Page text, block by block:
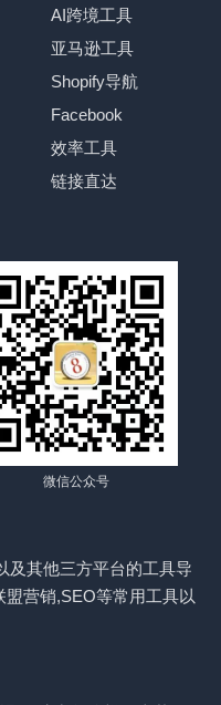
AI跨境工具
亚马逊工具
Shopify导航
Facebook
效率工具
链接直达
微信公众号
及其他三方平台的工具导
营销,SEO等常用工具以